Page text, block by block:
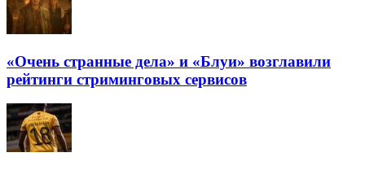
«Очень странные дела» и «Блуи» возглавили
рейтинги стриминговых сервисов